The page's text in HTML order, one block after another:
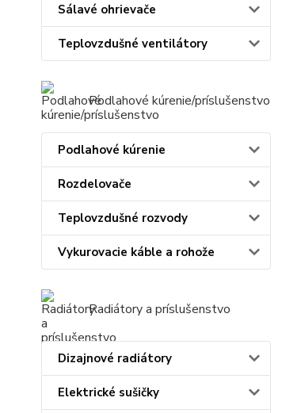
Sálavé ohrievače
Teplovzdušné ventilátory
Podlahové kúrenie/príslušenstvo
Podlahové kúrenie
Rozdelovače
Teplovzdušné rozvody
Vykurovacie káble a rohože
Radiátory a príslušenstvo
Dizajnové radiátory
Elektrické sušičky